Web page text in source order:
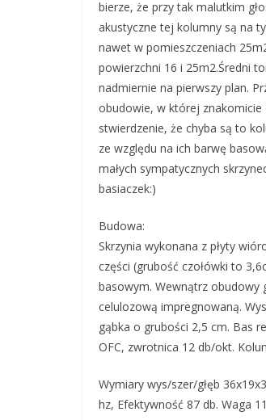
bierze, że przy tak malutkim
akustyczne tej kolumny są na
nawet w pomieszczeniach
powierzchni 16 i 25m2.Średni
nadmiernie na pierwszy plan.
obudowie, w której znakomicie
stwierdzenie, że chyba są to
ze względu na ich barwę
małych sympatycznych
basiaczek:)
Budowa:
Skrzynia wykonana z płyty
części (grubość czołówki to
basowym. Wewnątrz obudowy
celulozową impregnowaną.
gąbka o grubości 2,5 cm. Bas
OFC, zwrotnica 12 db/okt.
Wymiary wys/szer/głęb
hz, Efektywność 87 db. Waga